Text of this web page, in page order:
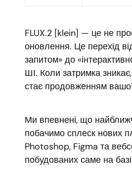
FLUX.2 [klein] — це не
оновлення. Це перехід
запитом» до
ШІ. Коли затримка
стає продовженням
Ми впевнені, що
побачимо сплеск нових
Photoshop, Figma та
побудованих саме на